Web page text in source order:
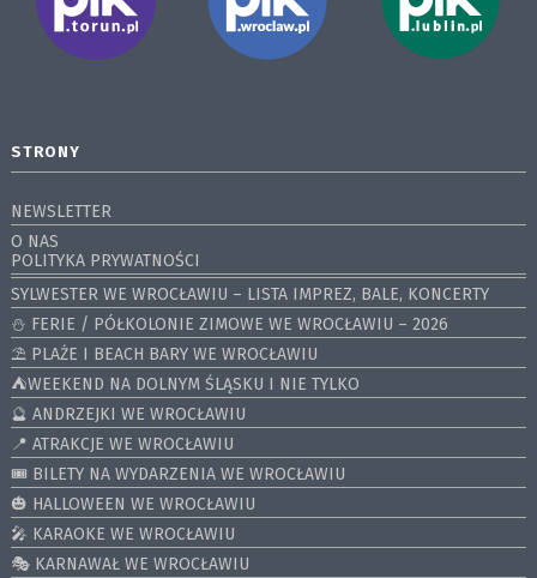
STRONY
NEWSLETTER
O NAS
POLITYKA PRYWATNOŚCI
SYLWESTER WE WROCŁAWIU – LISTA IMPREZ, BALE, KONCERTY
⛄️ FERIE / PÓŁKOLONIE ZIMOWE WE WROCŁAWIU – 2026
⛱️ PLAŻE I BEACH BARY WE WROCŁAWIU
⛺️WEEKEND NA DOLNYM ŚLĄSKU I NIE TYLKO
🔮 ANDRZEJKI WE WROCŁAWIU
📍 ATRAKCJE WE WROCŁAWIU
🎟️ BILETY NA WYDARZENIA WE WROCŁAWIU
🎃 HALLOWEEN WE WROCŁAWIU
🎤 KARAOKE WE WROCŁAWIU
🎭 KARNAWAŁ WE WROCŁAWIU